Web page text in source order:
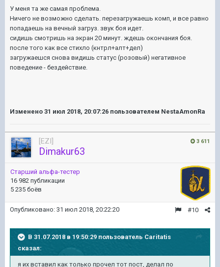
У меня та же самая проблема.
Ничего не возможно сделать. перезагружаешь комп, и все равно
попадаешь на вечный загруз. звук боя идет.
сидишь смотришь на экран 20 минут. ждешь окончания боя.
после того как все стихло (кнтрл+алт+дел)
загружаешся снова видишь статус (розовый) негативное
поведение - бездействие.
Изменено 31 июл 2018, 20:07:26 пользователем NestaAmonRa
3 611
[EZI]
Dimakur63
Старший альфа-тестер
16 982 публикации
5 235 боёв
#10
Опубликовано: 31 июл 2018, 20:22:20
В 31.07.2018 в 19:50:29 пользователь Caritatis
сказал:
я их вставил как только прочел тот пост, делал по